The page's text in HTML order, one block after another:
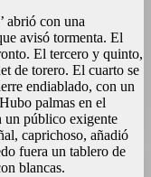
abrió con una
avisó tormenta. El
El tercero y quinto,
de torero. El cuarto se
endiablado, con un
palmas en el
un público exigente
caprichoso, añadió
fuera un tablero de
blancas.